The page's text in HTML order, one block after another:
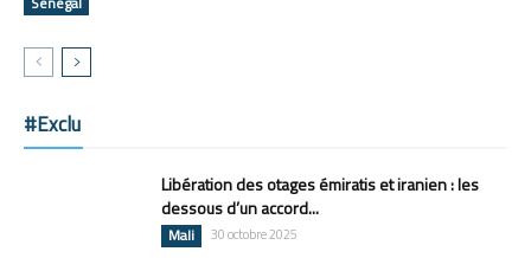
#Exclu
Libération des otages émiratis et iranien : les
dessous d’un accord...
Mali 30 octobre 2025